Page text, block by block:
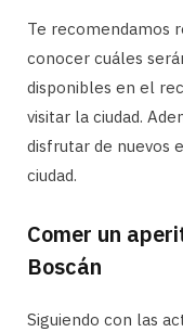
Te recomendamos
conocer cuáles
disponibles en el
visitar la ciudad.
disfrutar de nuevos
ciudad.
Comer un
Boscán
Siguiendo con las